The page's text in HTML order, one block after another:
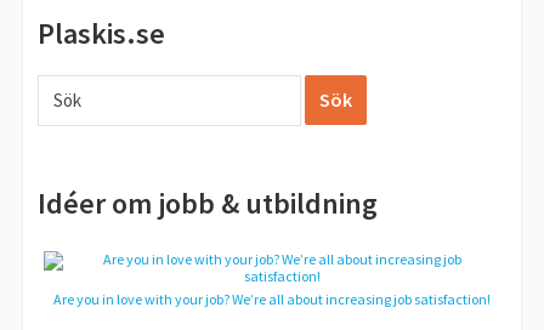
Plaskis.se
Idéer om jobb & utbildning
Are you in love with your job? We’re all about increasing job satisfaction!